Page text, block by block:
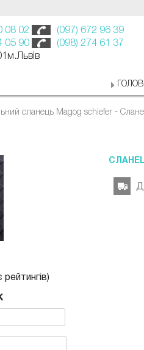
08 02
(097) 672 96 39
05 90
(098) 274 61 37
сланець Magog schiefer -